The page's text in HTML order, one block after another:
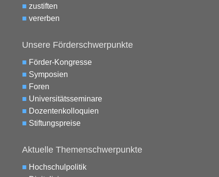
■ zustiften
■ vererben
Unsere Förderschwerpunkte
■ Förder-Kongresse
■ Symposien
■ Foren
■ Universitätsseminare
■ Dozentenkolloquien
■ Stiftungspreise
Aktuelle Themenschwerpunkte
■ Hochschulpolitik